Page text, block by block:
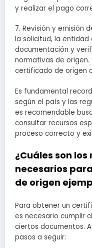
y realizar el pago
7. Revisión y emisión
la solicitud, la
documentación y
normativas de
certificado de origen
Es fundamental
según el país y las
es recomendable
consultar recursos
proceso correcto y
¿Cuáles son
necesarios
de origen
Para obtener un
es necesario cumplir
ciertos documentos.
pasos a seguir: